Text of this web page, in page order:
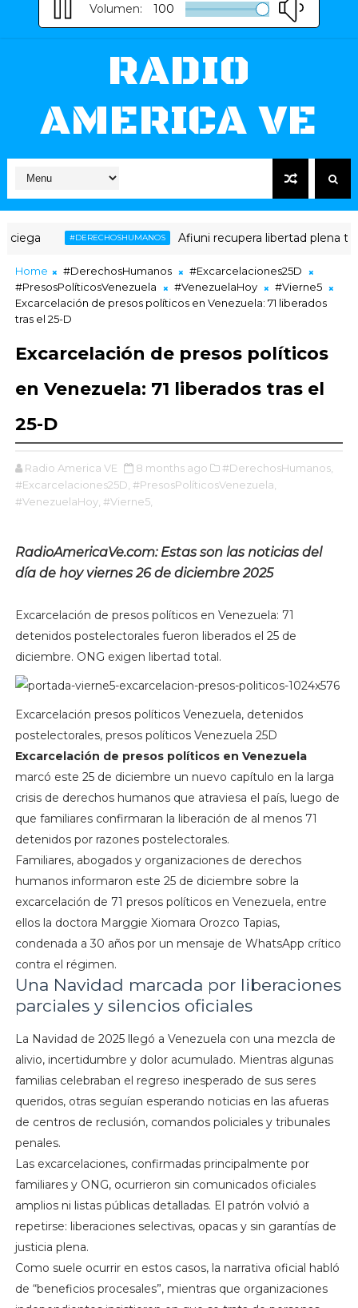
Volumen: 100
RADIO
AMERICA VE
#DERECHOSHUMANOS Afiuni recupera libertad plena tras 16 años
Home #DerechosHumanos
#Excarcelaciones25D
#PresosPolíticosVenezuela
#VenezuelaHoy
#Vierne5
Excarcelación de presos políticos en Venezuela: 71 liberados
tras el 25-D
Excarcelación de presos políticos
en Venezuela: 71 liberados tras el
25-D
Radio America VE 8 months ago
#DerechosHumanos,
#Excarcelaciones25D, #PresosPolíticosVenezuela,
#VenezuelaHoy, #Vierne5,
RadioAmericaVe.com: Estas son las noticias del
día de hoy viernes 26 de diciembre 2025
Excarcelación de presos políticos en Venezuela: 71
detenidos postelectorales fueron liberados el 25 de
diciembre. ONG exigen libertad total.
Excarcelación presos políticos Venezuela, detenidos
postelectorales, presos políticos Venezuela 25D
Excarcelación de presos políticos en Venezuela
marcó este 25 de diciembre un nuevo capítulo en la larga
crisis de derechos humanos que atraviesa el país, luego de
que familiares confirmaran la liberación de al menos 71
detenidos por razones postelectorales.
Familiares, abogados y organizaciones de derechos
humanos informaron este 25 de diciembre sobre la
excarcelación de 71 presos políticos en Venezuela, entre
ellos la doctora Marggie Xiomara Orozco Tapias,
condenada a 30 años por un mensaje de WhatsApp crítico
contra el régimen.
Una Navidad marcada por liberaciones
parciales y silencios oficiales
La Navidad de 2025 llegó a Venezuela con una mezcla de
alivio, incertidumbre y dolor acumulado. Mientras algunas
familias celebraban el regreso inesperado de sus seres
queridos, otras seguían esperando noticias en las afueras
de centros de reclusión, comandos policiales y tribunales
penales.
Las excarcelaciones, confirmadas principalmente por
familiares y ONG, ocurrieron sin comunicados oficiales
amplios ni listas públicas detalladas. El patrón volvió a
repetirse: liberaciones selectivas, opacas y sin garantías de
justicia plena.
Como suele ocurrir en estos casos, la narrativa oficial habló
de “beneficios procesales”, mientras que organizaciones